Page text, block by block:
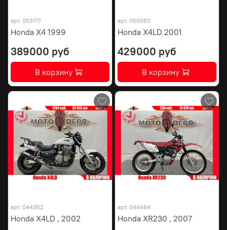
арт. 055177
Honda X4 1999
389000 руб
В корзину
арт. 056080
Honda X4LD 2001
429000 руб
В корзину
арт. 044352
Honda X4LD , 2002
арт. 044464
Honda XR230 , 2007